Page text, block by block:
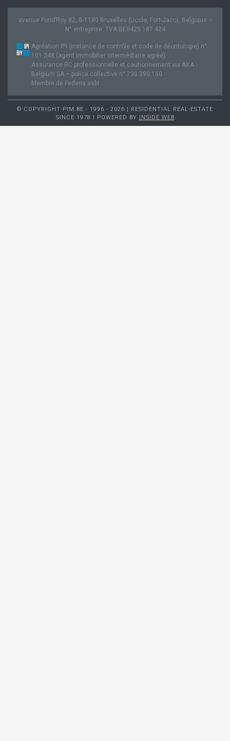
avenue Fond’Roy 82, B-1180 Bruxelles (Uccle, Fort-Jaco), Belgique. -
N° entreprise: TVA BE0425.187.424
Agréation IPI (instance de contrôle et code de déontologie) n°
101.248 (agent immobilier intermédiaire agréé).
Assurance RC professionnelle et cautionnement via AXA
Belgium SA – police collective n° 730.390.160
Membre de Federia asbl
© COPYRIGHT PIM.BE - 1996 - 2026 | RESIDENTIAL REAL-ESTATE
SINCE 1978 | POWERED BY INSIDE WEB